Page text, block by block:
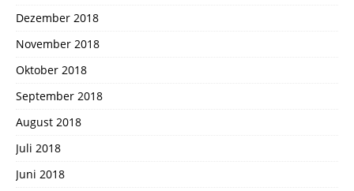
Dezember 2018
November 2018
Oktober 2018
September 2018
August 2018
Juli 2018
Juni 2018